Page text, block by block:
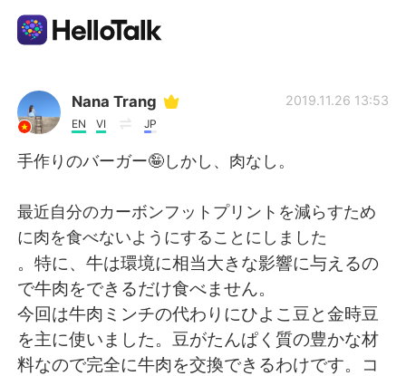
Sprachaustausch-App
AI Grammar Checker
English 简体中文
繁體中文 Español
العربية Français
Nana Trang
EN VI JP
2019.11.26 13:53
手作りのバーガー🤪しかし、肉なし。
最近自分のカーボンフットプリントを減らすため
に肉を食べないようにすることにしました
。特に、牛は環境に相当大きな影響に与えるの
で牛肉をできるだけ食べません。
今回は牛肉ミンチの代わりにひよこ豆と金時豆
を主に使いました。豆がたんぱく質の豊かな材
料なので完全に牛肉を交換できるわけです。コ